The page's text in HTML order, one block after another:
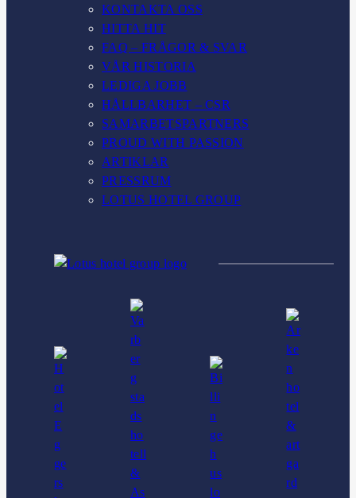
KONTAKTA OSS
HITTA HIT
FAQ – FRÅGOR & SVAR
VÅR HISTORIA
LEDIGA JOBB
HÅLLBARHET – CSR
SAMARBETSPARTNERS
PROUD WITH PASSION
ARTIKLAR
PRESSRUM
LOTUS HOTEL GROUP